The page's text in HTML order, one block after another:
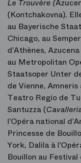
Le Trouvère (
(Kontchakovna).
au Bayerische
Chicago, au
d’Athènes,
au Metropolitan
Staatsoper Unter
de Vienne, Amneris
Teatro Regio de
Santuzza (
l’Opéra national
Princesse de
York, Dalila à
Bouillon au Festival